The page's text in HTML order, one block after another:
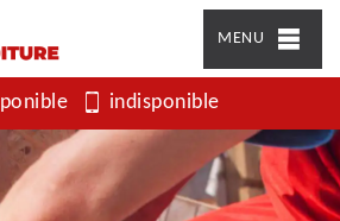
MENU
indisponible